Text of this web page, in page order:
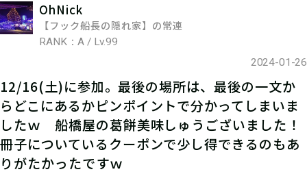
OhNick
【フック船長の隠れ家】の常連
RANK：A / Lv.99
2024-01-26
12/16(土)に参加。最後の場所は、最後の一文か
らどこにあるかピンポイントで分かってしまいま
したｗ 船橋屋の葛餅美味しゅうございました！
冊子についているクーポンで少し得できるのもあ
りがたかったですｗ